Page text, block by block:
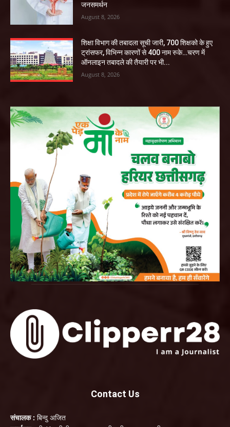
जनसमर्थन
August 8, 2026
शिक्षा विभाग की तबादला सूची जारी, 700 शिक्षको के हुए
ट्रांसफर, विभिन्न कारणों से 400 नाम रुके…चरण में
ऑनलाइन तबादले की तैयारी पर भी...
August 8, 2026
Contact Us
संचालक : बिन्दु अजित